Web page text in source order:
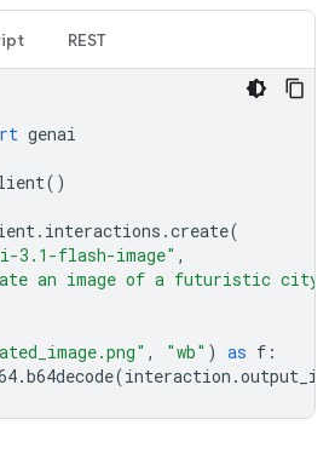
REST
genai
()
. interactions .create(
3.1-flash-image" ,
an image of a futuristic city
, "wb" ) as f :
.b64decode(interaction .